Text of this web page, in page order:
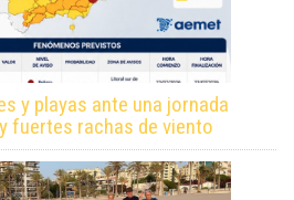
y playas ante una jornada
fuertes rachas de viento